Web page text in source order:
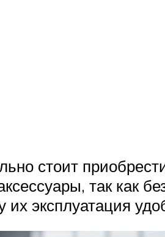
стоит
так как
эксплуатация